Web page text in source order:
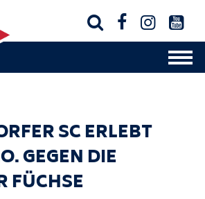
   
SC ERLEBT
GEGEN DIE
FÜCHSE